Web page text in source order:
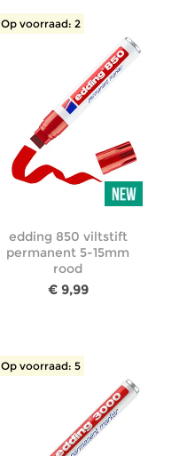
Op voorraad: 2
edding 850 viltstift
permanent 5-15mm
rood
€ 9,99
Op voorraad: 5